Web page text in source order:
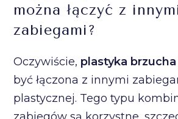
można łączyć z
zabiegami?
Oczywiście, plastyka
być łączona z innymi
plastycznej. Tego typu